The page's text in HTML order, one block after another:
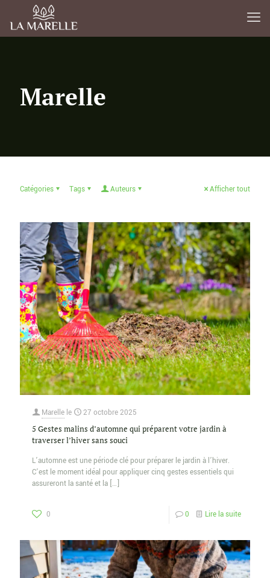
Marelle
Catégories Tags Auteurs Afficher tout
Marelle le 27 octobre 2025
5 Gestes malins d’automne qui préparent votre jardin à
traverser l’hiver sans souci
L’automne est une période clé pour préparer le jardin à l’hiver.
C’est le moment idéal pour appliquer cinq gestes essentiels qui
assureront la santé et la […]
0 0 Lire la suite